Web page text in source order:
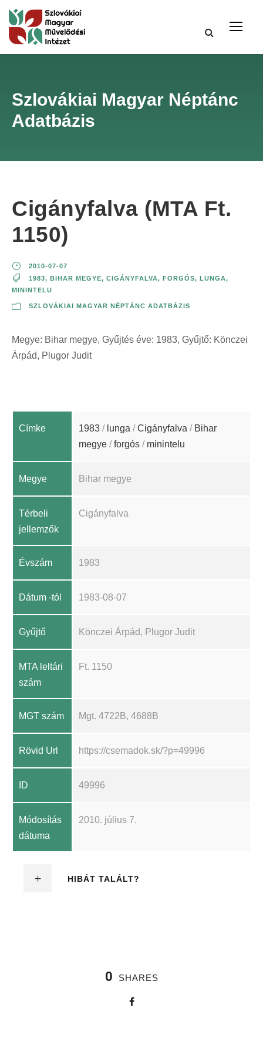
Szlovákiai Magyar Néptánc
Adatbázis
Cigányfalva (MTA Ft.
1150)
2010-07-07
1983, BIHAR MEGYE, CIGÁNYFALVA, FORGÓS, LUNGA,
MININTELU
SZLOVÁKIAI MAGYAR NÉPTÁNC ADATBÁZIS
Megye: Bihar megye, Gyűjtés éve: 1983, Gyűjtő: Könczei
Árpád, Plugor Judit
Címke 1983 / lunga /Cigányfalva / Bihar
megye /forgós / minintelu
Megye Bihar megye
Térbeli
jellemzők
Cigányfalva
Évszám 1983
Dátum -tól 1983-08-07
Gyűjtő Könczei Árpád, Plugor Judit
MTA leltári
szám
Ft. 1150
MGT szám Mgt. 4722B, 4688B
Rövid Url https://csemadok.sk/?p=49996
ID 49996
Módosítás
dátuma
2010. július 7.
HIBÁT TALÁLT?
0 SHARES